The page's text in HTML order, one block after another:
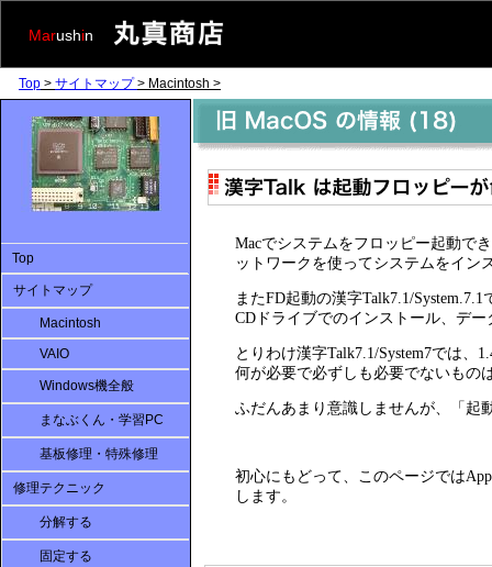
Marushin
Top > サイトマップ> Macintosh >
Top
サイトマップ
Macintosh
VAIO
Windows機全般
まなぶくん・学習PC
基板修理・特殊修理
修理テクニック
分解する
固定する
Macでシステムをフロッピー起動で
ットワークを使ってシステムをイン
またFD起動の漢字Talk7.1/
CDドライブでのインストール、デー
とりわけ漢字Talk7.1/System7では、
何が必要で必ずしも必要でないもの
ふだんあまり意識しませんが、「起
初心にもどって、 このページでは
します。